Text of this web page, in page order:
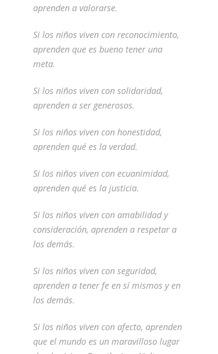
aprenden a valorarse.
Si los niños viven con reconocimiento,
aprenden que es bueno tener una
meta.
Si los niños viven con solidaridad,
aprenden a ser generosos.
Si los niños viven con honestidad,
aprenden qué es la verdad.
Si los niños viven con ecuanimidad,
aprenden qué es la justicia.
Si los niños viven con amabilidad y
consideración, aprenden a respetar a
los demás.
Si los niños viven con seguridad,
aprenden a tener fe en sí mismos y en
los demás.
Si los niños viven con afecto, aprenden
que el mundo es un maravilloso lugar